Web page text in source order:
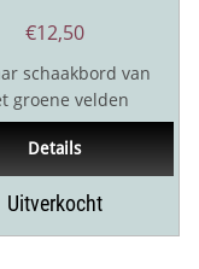
€12,50
schaakbord van
groene velden
Details
Uitverkocht